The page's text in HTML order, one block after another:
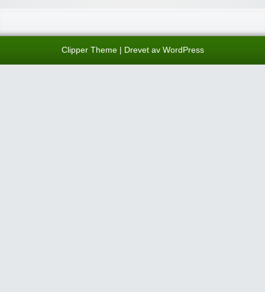
Clipper Theme| Drevet av WordPress